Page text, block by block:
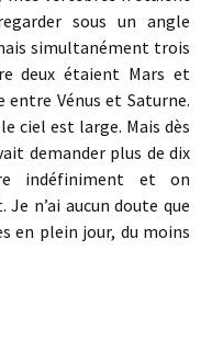
sous un angle
simultanément trois
deux étaient Mars et
Vénus et Saturne.
ciel est large. Mais dès
demander plus de dix
indéfiniment et on
n’ai aucun doute que
en plein jour, du moins